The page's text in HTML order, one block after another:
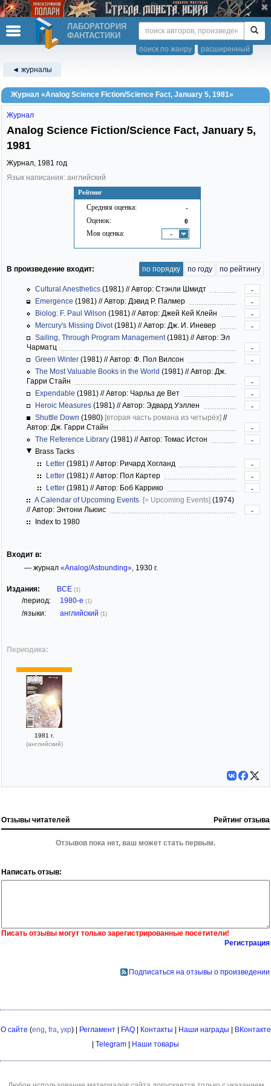
ЛАБОРАТОРИЯ
ФАНТАСТИКИ
расширенный
поиск по жанру
◄ журналы
Журнал «Analog Science Fiction/Science Fact, January 5, 1981»
Рейтинг
Средняя оценка: -
Оценок: 0
Моя оценка: -
Журнал
Analog Science Fiction/Science Fact, January 5,
1981
Журнал, 1981 год
Язык написания: английский
В произведение входит: по порядку по году по рейтингу
Cultural Anesthetics (1981) //Автор: Стэнли Шмидт
-
Emergence (1981) //Автор: Дэвид Р. Палмер
-
Biolog: F. Paul Wilson (1981) //Автор: Джей Кей Клейн
-
Mercury's Missing Divot(1981) //Автор: Дж. И. Иневер
-
Sailing, Through Program Management(1981) //Автор: Эл
Чарматц
-
Green Winter (1981) //Автор: Ф. Пол Вилсон
-
The Most Valuable Books in the World (1981) //Автор: Дж.
Гарри Стайн
-
Expendable (1981) //Автор: Чарльз де Вет
-
Heroic Measures (1981) //Автор: Эдвард Уэллен
-
Shuttle Down (1980) [вторая часть романа из четырёх] //
Автор: Дж. Гарри Стайн
-
The Reference Library (1981) //Автор: Томас Истон
-
Brass Tacks
Letter (1981) //Автор: Ричард Хогланд
-
Letter (1981) //Автор: Пол Картер
-
Letter (1981) //Автор: Боб Каррико
-
A Calendar of Upcoming Events [= Upcoming Events] (1974)
//Автор: Энтони Льюис
-
Index to 1980
Входит в:
— журнал «Analog/Astounding», 1930 г.
Издания: ВСЕ (1)
/период: 1980-е (1)
/языки: английский (1)
Периодика:
1981 г.
(английский)
Отзывы читателей Рейтинг отзыва
Отзывов пока нет, ваш может стать первым.
Написать отзыв:
Писать отзывы могут только зарегистрированные посетители!
Регистрация
Подписаться на отзывы о произведении
О сайте (eng fra укр) | Регламент| FAQ| Контакты | Наши награды | ВКонтакте
| Telegram | Наши товары